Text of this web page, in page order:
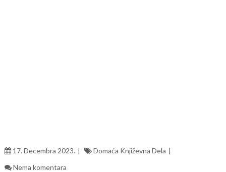
17. Decembra 2023.
Domaća Književna Dela
Nema komentara